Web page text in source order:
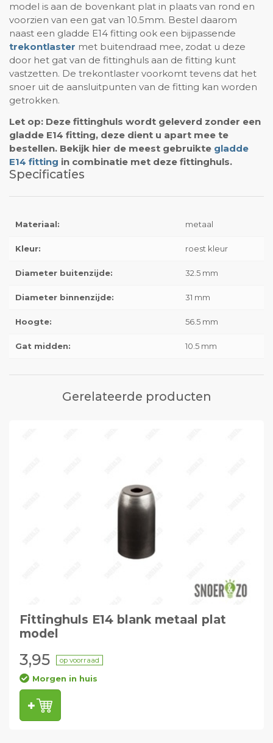
model is aan de bovenkant plat in plaats van rond en
voorzien van een gat van 10.5mm. Bestel daarom
naast een gladde E14 fitting ook een bijpassende
trekontlaster met buitendraad mee, zodat u deze
door het gat van de fittinghuls aan de fitting kunt
vastzetten. De trekontlaster voorkomt tevens dat het
snoer uit de aansluitpunten van de fitting kan worden
getrokken.
Let op: Deze fittinghuls wordt geleverd zonder een
gladde E14 fitting, deze dient u apart mee te
bestellen. Bekijk hier de meest gebruikte gladde
E14 fitting in combinatie met deze fittinghuls.
Specificaties
Materiaal: metaal
Kleur: roest kleur
Diameter buitenzijde: 32.5 mm
Diameter binnenzijde: 31 mm
Hoogte: 56.5 mm
Gat midden: 10.5 mm
Gerelateerde producten
Fittinghuls E14 blank metaal plat
model
3,95 op voorraad
Morgen in huis